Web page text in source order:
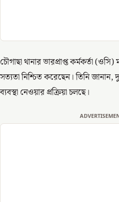
চৌগাছা থানার ভারপ্রাপ্ত কর্মকর্তা
সত্যতা নিশ্চিত করেছেন। তিনি
ব্যবস্থা নেওয়ার প্রক্রিয়া চলছে।